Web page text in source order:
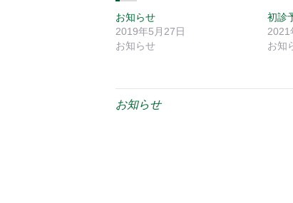
お知らせ
2019年5月27日
お知らせ
初診
2021
お知
お知らせ